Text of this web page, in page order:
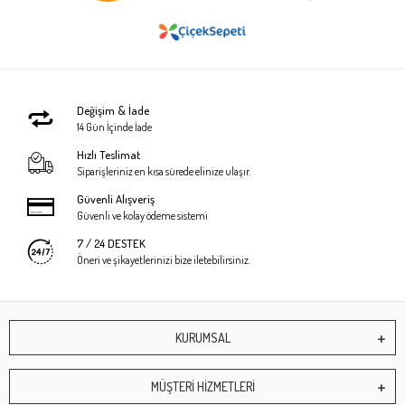
Değişim & İade
14 Gün İçinde İade
Hızlı Teslimat
Siparişleriniz en kısa sürede elinize ulaşır.
Güvenli Alışveriş
Güvenli ve kolay ödeme sistemi
7 / 24 DESTEK
Öneri ve şikayetlerinizi bize iletebilirsiniz.
KURUMSAL
MÜŞTERİ HİZMETLERİ